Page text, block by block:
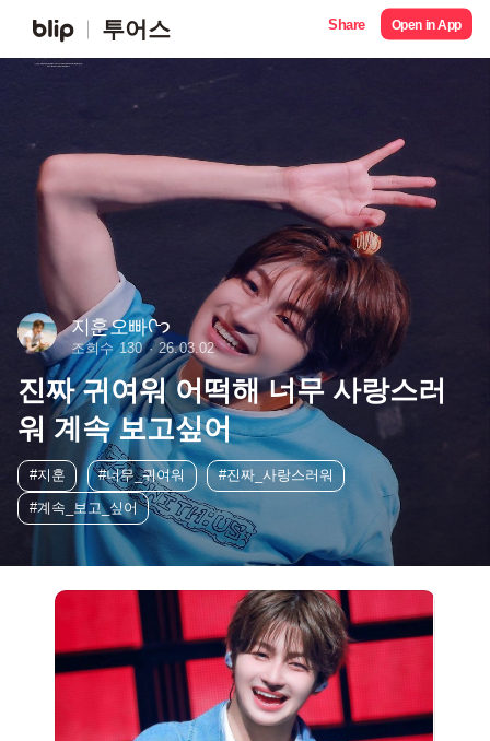
투어스 Share Open in App
지훈오빠ᢉ𐭩
조회수 130 26.03.02
진짜 귀여워 어떡해 너무 사랑스러
워 계속 보고싶어
#지훈 #너무_귀여워
#진짜_사랑스러워
#계속_보고_싶어